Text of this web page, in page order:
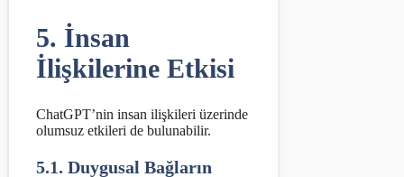
5. İnsan
İlişkilerine Etkisi
ChatGPT’nin insan ilişkileri üzerinde
olumsuz etkileri de bulunabilir.
5.1. Duygusal Bağların